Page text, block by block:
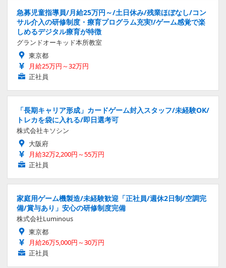
急募児童指導員/月給25万円～/土日休み/残業ほぼなし/コン
サル介入の研修制度・療育プログラム充実!/ゲーム感覚で楽
しめるデジタル療育が特徴
グランドオーキッド本所教室
東京都
月給25万円～32万円
正社員
「長期キャリア形成」カードゲーム封入スタッフ/未経験OK/
トレカを袋に入れる/即日選考可
株式会社キソシン
大阪府
月給32万2,200円～55万円
正社員
家庭用ゲーム機製造/未経験歓迎「正社員/週休2日制/空調完
備/賞与あり」安心の研修制度完備
株式会社Luminous
東京都
月給26万5,000円～30万円
正社員